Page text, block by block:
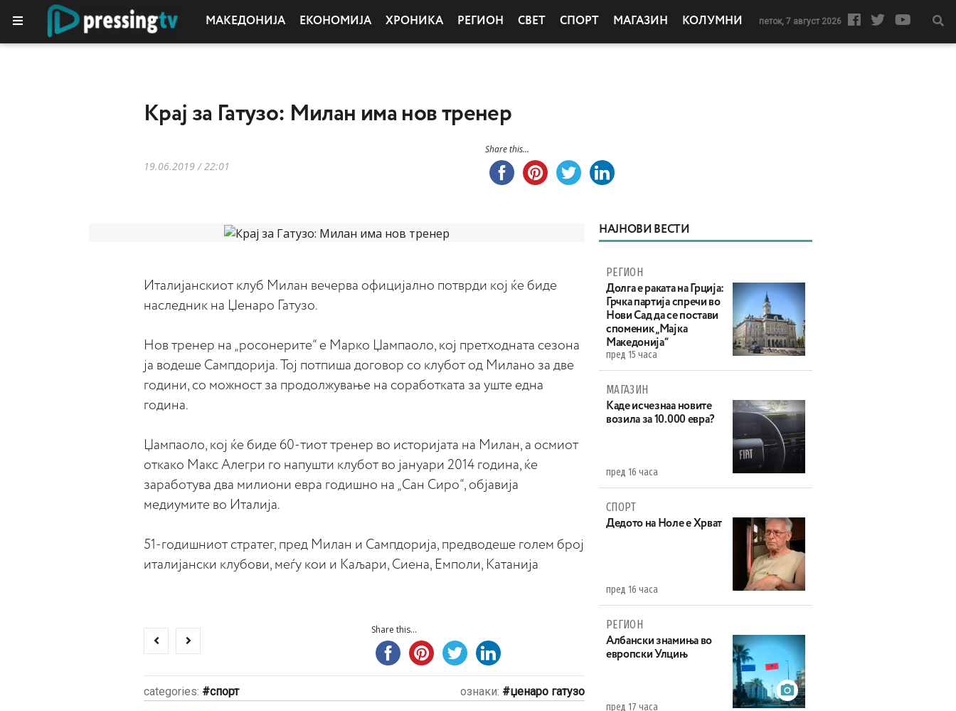
МАКЕДОНИЈА ЕКОНОМИЈА ХРОНИКА РЕГИОН СВЕТ СПОРТ МАГАЗИН КОЛУМНИ петок, 7 август 2026
Крај за Гатузо: Mилан има нов тренер
19.06.2019 / 22:01
Share this...
Италијанскиот клуб Милан вечерва официјално потврди кој ќе биде
наследник на Џенаро Гатузо.
Нов тренер на „росонерите“ е Марко Џампаоло, кој претходната сезона
ја водеше Сампдорија. Тој потпиша договор со клубот од Милано за две
години, со можност за продолжување на соработката за уште една
година.
Џампаоло, кој ќе биде 60-тиот тренер во историјата на Милан, а осмиот
откако Макс Алегри го напушти клубот во јануари 2014 година, ќе
заработува два милиони евра годишно на „Сан Сиро“, објавија
медиумите во Италија.
51-годишниот стратег, пред Милан и Сампдорија, предводеше голем број
италијански клубови, меѓу кои и Каљари, Сиена, Емполи, Катанија
Share this...
categories: спорт ознаки: џенаро гатузо
НАЈНОВИ ВЕСТИ
РЕГИОН
Долга е раката на Грција:
Грчка партија спречи во
Нови Сад да се постави
споменик „Мајка
Македонија“
пред 15 часа
МАГАЗИН
Каде исчезнаа новите
возила за 10.000 евра?
пред 16 часа
СПОРТ
Дедото на Ноле е Хрват
пред 16 часа
РЕГИОН
Aлбански знамиња во
европски Улцињ
пред 17 часа